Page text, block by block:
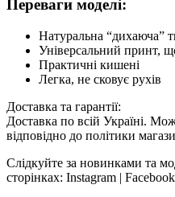
Переваги моделі:
Натуральна “дихаюча”
Універсальний принт,
Практичні кишені
Легка, не сковує рухів
Доставка та гарантії:
Доставка по всій Україні.
відповідно до політики
Слідкуйте за новинками та
сторінках: Instagram |